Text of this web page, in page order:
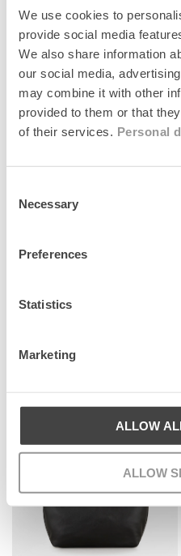
We use cookies to
provide social media
We also share information
our social media,
may combine it with other
provided to them or that
of their services. Personal
Selection
Necessary
Preferences
Statistics
Marketing
ALLOW
ALLOW
price
News
price
Senest set